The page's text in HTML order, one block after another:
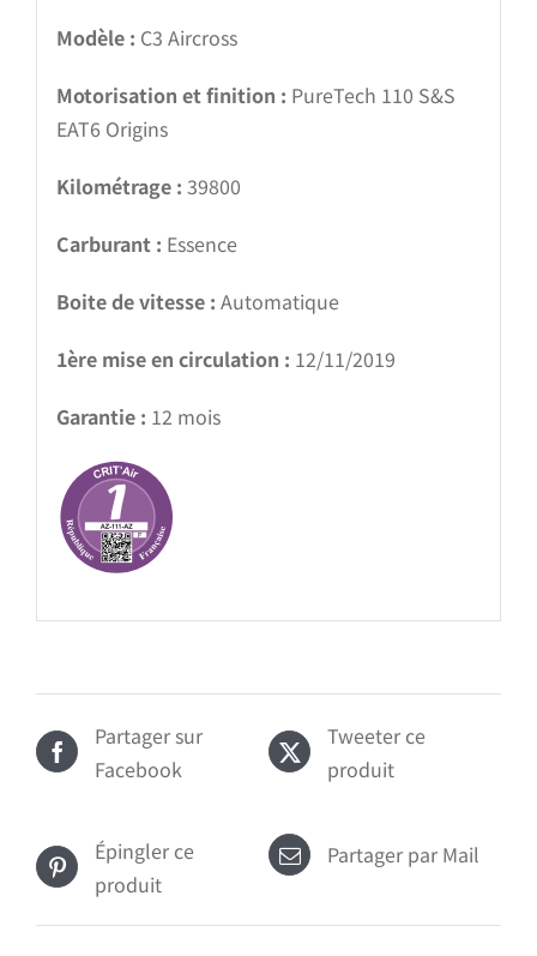
Modèle : C3 Aircross
Motorisation et finition : PureTech 110 S&S
EAT6 Origins
Kilométrage : 39800
Carburant : Essence
Boite de vitesse : Automatique
1ère mise en circulation : 12/11/2019
Garantie : 12 mois
Partager sur
Facebook
Tweeter ce
produit
Épingler ce
produit
Partager par Mail